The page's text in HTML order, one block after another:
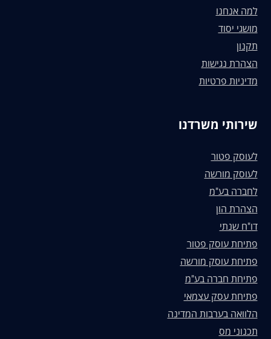
למה אנחנו
מושגי יסוד
תקנון
הצהרת נגישות
מדיניות פרטיות
שירותי משרדנו
לעוסק פטור
לעוסק מורשה
לחברה בע"מ
הצהרת הון
דו"ח שנתי
פתיחת עוסק פטור
פתיחת עוסק מורשה
פתיחת חברה בע"מ
פתיחת עסק עצמאי
הלוואה בערבות המדינה
תכנוני מס